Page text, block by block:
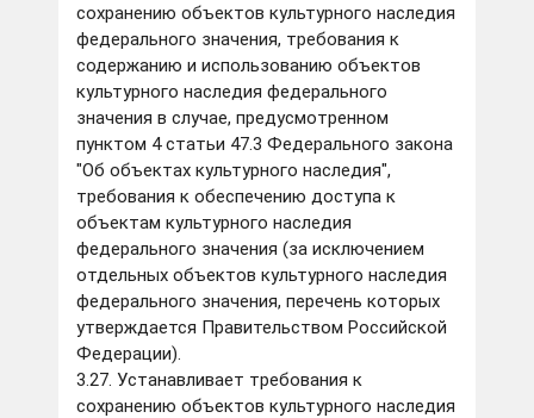
сохранению объектов культурного наследия
федерального значения, требования к
содержанию и использованию объектов
культурного наследия федерального
значения в случае, предусмотренном
пунктом 4 статьи 47.3 Федерального закона
"Об объектах культурного наследия",
требования к обеспечению доступа к
объектам культурного наследия
федерального значения (за исключением
отдельных объектов культурного наследия
федерального значения, перечень которых
утверждается Правительством Российской
Федерации).
3.27. Устанавливает требования к
сохранению объектов культурного наследия